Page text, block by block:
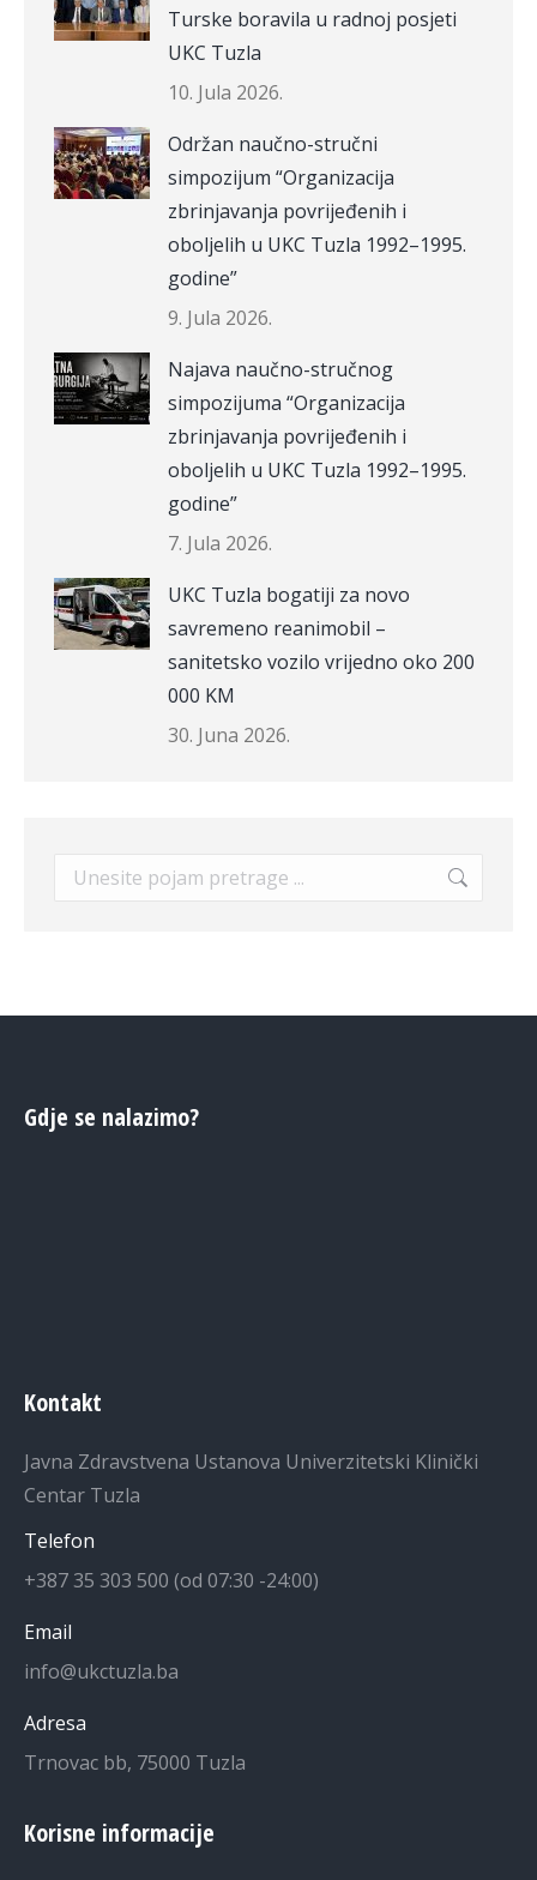
Turske boravila u radnoj posjeti
UKC Tuzla
10. Jula 2026.
Održan naučno-stručni
simpozijum “Organizacija
zbrinjavanja povrijeđenih i
oboljelih u UKC Tuzla 1992–1995.
godine”
9. Jula 2026.
Najava naučno-stručnog
simpozijuma “Organizacija
zbrinjavanja povrijeđenih i
oboljelih u UKC Tuzla 1992–1995.
godine”
7. Jula 2026.
UKC Tuzla bogatiji za novo
savremeno reanimobil –
sanitetsko vozilo vrijedno oko 200
000 KM
30. Juna 2026.
Search:
Gdje se nalazimo?
Kontakt
Javna Zdravstvena Ustanova Univerzitetski Klinički
Centar Tuzla
Telefon
+387 35 303 500 (od 07:30 -24:00)
Email
info@ukctuzla.ba
Adresa
Trnovac bb, 75000 Tuzla
Korisne informacije